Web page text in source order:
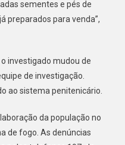
sementes e pés de
preparados para venda”,
investigado mudou de
de investigação.
ao sistema penitenicário.
da população no
de fogo. As denúncias